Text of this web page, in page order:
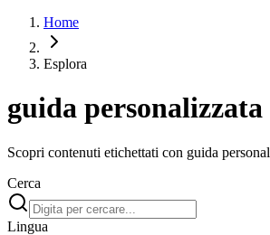
Home
Esplora
guida personalizzata
Scopri contenuti etichettati con guida
Cerca
Lingua